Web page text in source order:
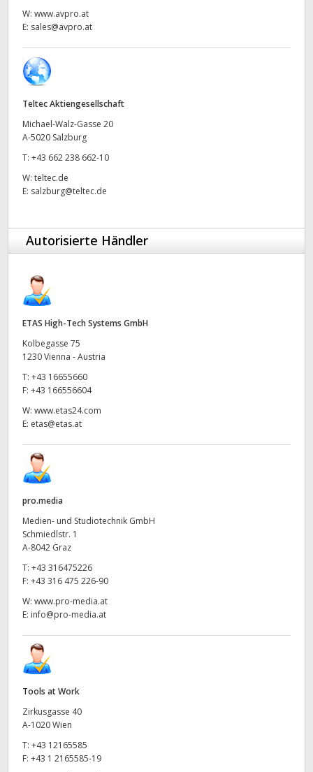
United Kingdom
W: www.avpro.at
E: sales@avpro.at
Teltec Aktiengesellschaft
Michael-Walz-Gasse 20
A-5020 Salzburg
T: +43 662 238 662-10
W: teltec.de
E: salzburg@teltec.de
Autorisierte Händler
ETAS High-Tech Systems GmbH
Kolbegasse 75
1230 Vienna - Austria
T: +43 16655660
F: +43 166556604
W: www.etas24.com
E: etas@etas.at
pro.media
Medien- und Studiotechnik GmbH
Schmiedlstr. 1
A-8042 Graz
T: +43 316475226
F: +43 316 475 226-90
W: www.pro-media.at
E: info@pro-media.at
Tools at Work
Zirkusgasse 40
A-1020 Wien
T: +43 12165585
F: +43 1 2165585-19